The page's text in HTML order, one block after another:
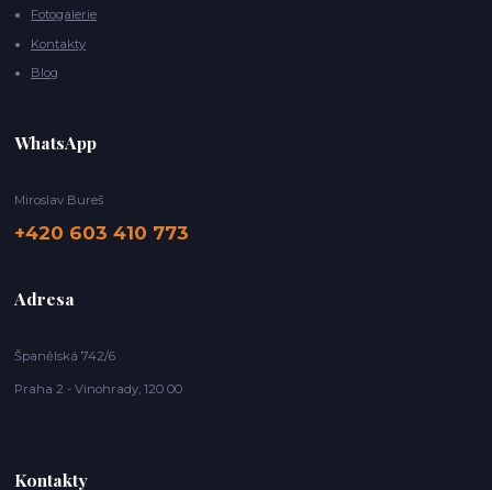
Fotogalerie
Kontakty
Blog
WhatsApp
Miroslav Bureš
+420 603 410 773
Adresa
Španělská 742/6
Praha 2 - Vinohrady, 120 00
Kontakty